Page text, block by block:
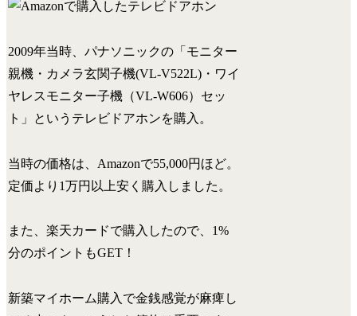
2009年当時、パナソニックの「モニター
親機・カメラ玄関子機(VL-V522L)・ワイ
ヤレスモニター子機（VL-W606）セッ
ト」というテレビドアホンを購入。
当時の価格は、Amazonで55,000円ほど。
定価より1万円以上安く購入しました。
また、楽天カードで購入したので、1%
分のポイントもGET！
新築マイホーム購入で金銭感覚が麻痺し